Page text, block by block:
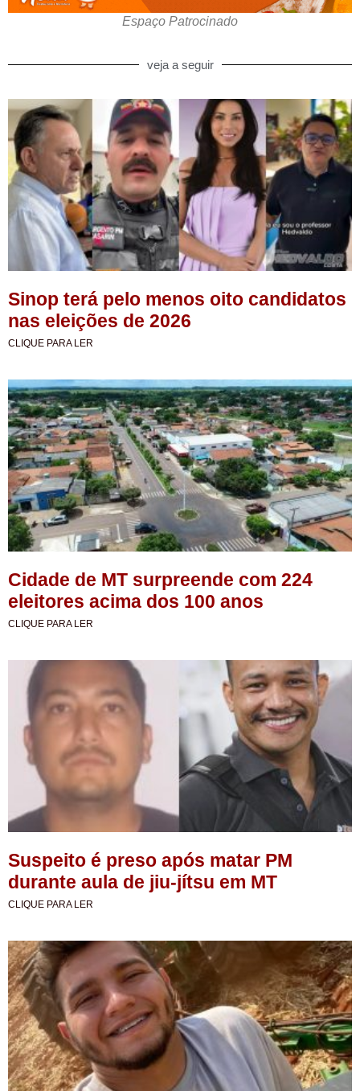
Espaço Patrocinado
veja a seguir
Sinop terá pelo menos oito candidatos
nas eleições de 2026
CLIQUE PARA LER
Cidade de MT surpreende com 224
eleitores acima dos 100 anos
CLIQUE PARA LER
Suspeito é preso após matar PM
durante aula de jiu-jítsu em MT
CLIQUE PARA LER